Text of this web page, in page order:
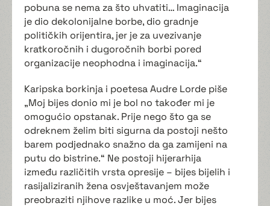
pobuna se nema za što uhvatiti… Imaginacija
je dio dekolonijalne borbe, dio gradnje
političkih orijentira, jer je za uvezivanje
kratkoročnih i dugoročnih borbi pored
organizacije neophodna i imaginacija.“
Karipska borkinja i poetesa Audre Lorde piše
„Moj bijes donio mi je bol no također mi je
omogućio opstanak. Prije nego što ga se
odreknem želim biti sigurna da postoji nešto
barem podjednako snažno da ga zamijeni na
putu do bistrine.“ Ne postoji hijerarhija
između različitih vrsta opresije – bijes bijelih i
rasijaliziranih žena osvještavanjem može
preobraziti njihove razlike u moć. Jer bijes